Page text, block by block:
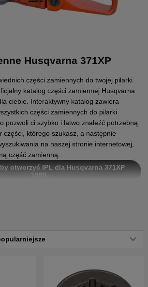
Husqvarna 371XP
części zamiennych do twojej pilarki
katalog części zamiennej Husqvarna
ciebie. Interaktywny katalog zawiera
części zamiennych do pilarki
pozwoli ci szybko i łatwo znaleźć potrzebną
części, którego szukasz, a następnie
na naszej stronie internetowej,
część zamienną.
otworzyć IPL dla Husqvarna 371XP
1999-
1996